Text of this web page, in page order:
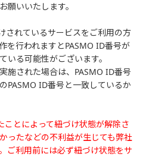
願いいたします。
されているサービスをご利用の方
を行われますとPASMO ID番号が
いる可能性がございます。
施された場合は、PASMO ID番号
PASMO ID番号と一致しているか
とによって紐づけ状態が解除さ
ったなどの不利益が生じても弊社
ご利用前には必ず紐づけ状態をサ